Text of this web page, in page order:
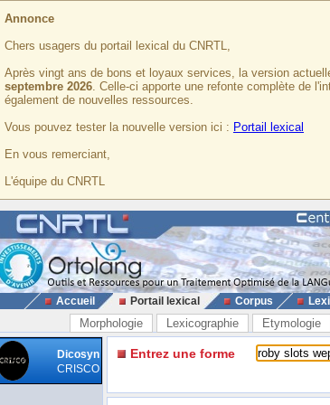
Annonce
Chers usagers du portail lexical du CNRTL,
Après vingt ans de bons et loyaux services, la version
septembre 2026. Celle-ci apporte une refonte complète de
également de nouvelles ressources.
Vous pouvez tester la nouvelle version ici : Portail lexical
En vous remerciant,
L'équipe du CNRTL
Accueil Portail lexical Corpus
Morphologie Lexicographie Etymologie
Dicosyn
CRISCO
Entrez une forme